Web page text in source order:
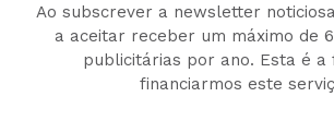
Ao subscrever a newsletter
a aceitar receber um máximo de
publicitárias por ano. Esta é a
financiarmos este